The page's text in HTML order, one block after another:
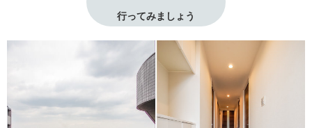
行ってみましょう